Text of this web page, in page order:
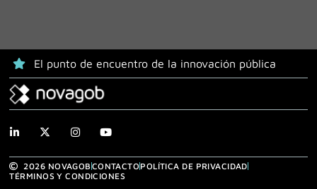
El punto de encuentro de la innovación pública
2026 NOVAGOBCONTACTOPOLÍTICA DE PRIVACIDAD
TÉRMINOS Y CONDICIONES